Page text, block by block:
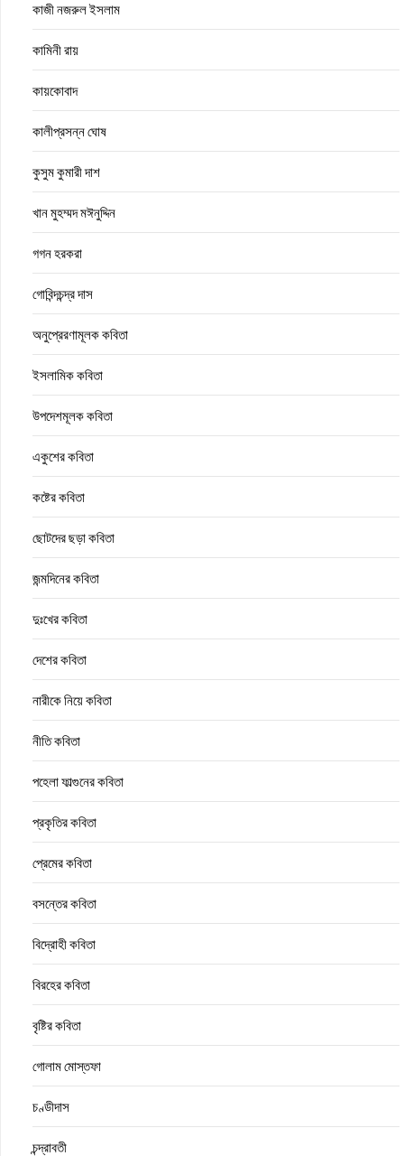
কাজী নজরুল ইসলাম
কামিনী রায়
কায়কোবাদ
কালীপ্রসন্ন ঘোষ
কুসুম কুমারী দাশ
খান মুহম্মদ মঈনুদ্দিন
গগন হরকরা
গোবিন্দচন্দ্র দাস
অনুপ্রেরণামূলক কবিতা
ইসলামিক কবিতা
উপদেশমূলক কবিতা
একুশের কবিতা
কষ্টের কবিতা
ছোটদের ছড়া কবিতা
জন্মদিনের কবিতা
দুঃখের কবিতা
দেশের কবিতা
নারীকে নিয়ে কবিতা
নীতি কবিতা
পহেলা ফাল্গুনের কবিতা
প্রকৃতির কবিতা
প্রেমের কবিতা
বসন্তের কবিতা
বিদ্রোহী কবিতা
বিরহের কবিতা
বৃষ্টির কবিতা
গোলাম মোস্তফা
চণ্ডীদাস
চন্দ্রাবতী